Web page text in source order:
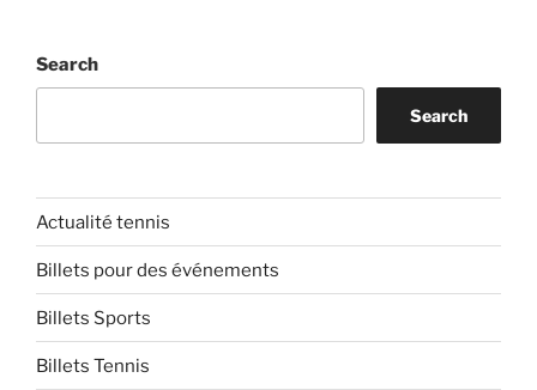
Search
Search
Actualité tennis
Billets pour des événements
Billets Sports
Billets Tennis